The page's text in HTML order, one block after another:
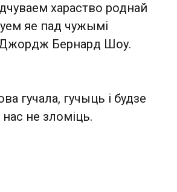
хараство роднай
яе пад чужымі
Джордж Бернард Шоу.
гучала, гучыць і будзе
нас не зломіць.